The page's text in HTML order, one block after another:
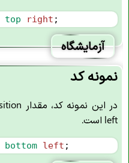
top right ;
آزمایشگاه
نمونه کد
left است.
bottom left ;